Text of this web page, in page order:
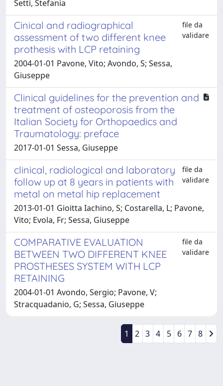
Setti, Stefania
Cinical and radiographical
assessment of two different knee
prothesis with LCP retaining
file da
validare
2004-01-01 Pavone, Vito; Avondo, S; Sessa,
Giuseppe
Clinical guidelines for the prevention and
treatment of osteoporosis from the
Italian Society for Orthopaedics and
Traumatology: preface
2017-01-01 Sessa, Giuseppe
clinical, radiological and laboratory
follow up at 8 years in patients with
metal on metal hip replacement
file da
validare
2013-01-01 Gioitta Iachino, S; Costarella, L; Pavone,
Vito; Evola, Fr; Sessa, Giuseppe
COMPARATIVE EVALUATION
BETWEEN TWO DIFFERENT KNEE
PROSTHESES SYSTEM WITH LCP
RETAINING
file da
validare
2004-01-01 Avondo, Sergio; Pavone, V;
Stracquadanio, G; Sessa, Giuseppe
1 2 3 4 5 6 7 8